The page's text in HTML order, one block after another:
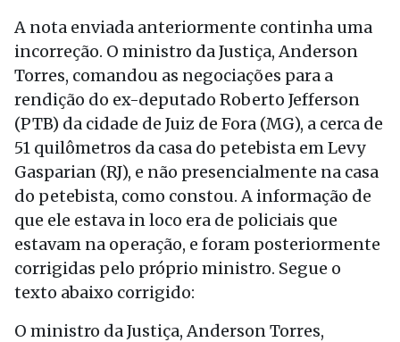
A nota enviada anteriormente continha uma
incorreção. O ministro da Justiça, Anderson
Torres, comandou as negociações para a
rendição do ex-deputado Roberto Jefferson
(PTB) da cidade de Juiz de Fora (MG), a cerca de
51 quilômetros da casa do petebista em Levy
Gasparian (RJ), e não presencialmente na casa
do petebista, como constou. A informação de
que ele estava in loco era de policiais que
estavam na operação, e foram posteriormente
corrigidas pelo próprio ministro. Segue o
texto abaixo corrigido:
O ministro da Justiça, Anderson Torres,